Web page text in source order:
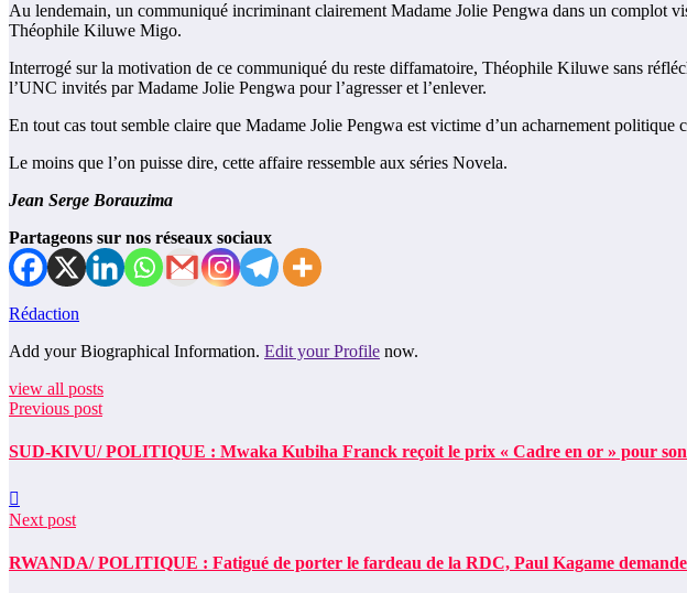
Au lendemain, un communiqué incriminant clairement Madame Jolie Pengwa dans un complot
Théophile Kiluwe Migo.
Interrogé sur la motivation de ce communiqué du reste diffamatoire, Théophile Kiluwe sans
l’UNC invités par Madame Jolie Pengwa pour l’agresser et l’enlever.
En tout cas tout semble claire que Madame Jolie Pengwa est victime d’un acharnement
Le moins que l’on puisse dire, cette affaire ressemble aux séries Novela.
Jean Serge Borauzima
Partageons sur nos réseaux sociaux
Rédaction
Add your Biographical Information. Edit your Profile now.
view all posts
Previous post
SUD-KIVU/ POLITIQUE : Mwaka Kubiha Franck reçoit le prix « Cadre en or » pour son
Next post
RWANDA/ POLITIQUE : Fatigué de porter le fardeau de la RDC, Paul Kagame